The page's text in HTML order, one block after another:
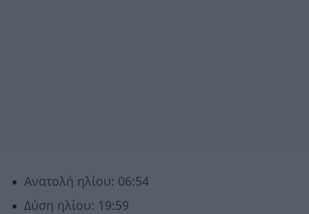
Ανατολή ηλίου: 06:54
Δύση ηλίου: 19:59